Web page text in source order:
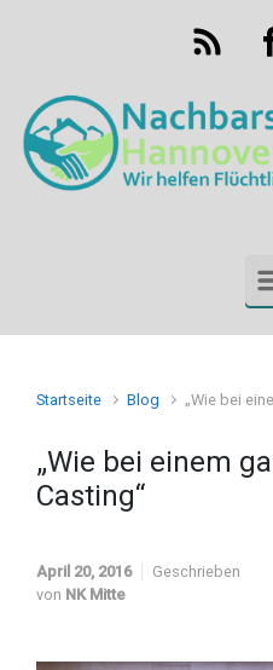
Zum Hauptinhalt springen
Startseite Blog „Wie bei
„Wie bei einem
Casting“
April 20, 2016
Geschrieben
von NK Mitte